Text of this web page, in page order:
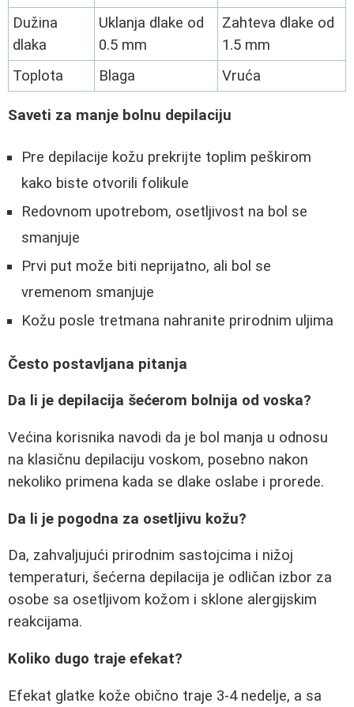
Dužina
dlaka
Uklanja dlake od
0.5 mm
Zahteva dlake od
1.5 mm
Toplota
Blaga Vruća
Saveti za manje bolnu depilaciju
Pre depilacije kožu prekrijte toplim peškirom
kako biste otvorili folikule
Redovnom upotrebom, osetljivost na bol se
smanjuje
Prvi put može biti neprijatno, ali bol se
vremenom smanjuje
Kožu posle tretmana nahranite prirodnim uljima
Često postavljana pitanja
Da li je depilacija šećerom bolnija od voska?
Većina korisnika navodi da je bol manja u odnosu
na klasičnu depilaciju voskom, posebno nakon
nekoliko primena kada se dlake oslabe i prorede.
Da li je pogodna za osetljivu kožu?
Da, zahvaljujući prirodnim sastojcima i nižoj
temperaturi, šećerna depilacija je odličan izbor za
osobe sa osetljivom kožom i sklone alergijskim
reakcijama.
Koliko dugo traje efekat?
Efekat glatke kože obično traje 3-4 nedelje, a sa